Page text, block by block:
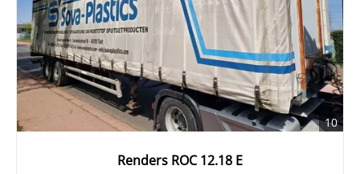
10
Renders ROC 12.18 E